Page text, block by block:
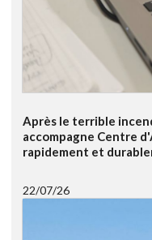
Après le terrible
accompagne Centre
rapidement et
22/07/26